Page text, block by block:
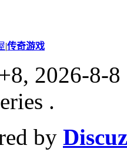
|传奇游戏
2026-8-8
.
by